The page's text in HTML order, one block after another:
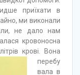
приїхати в
ми виконали
не дало нам
кровоносна
крові.
Вона
перебу
вала в